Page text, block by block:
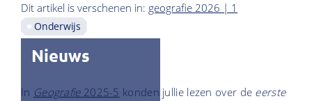
Dit artikel is verschenen in: geografie 2026 | 1
Onderwijs
Nieuws
In Geografie2025-5 konden jullie lezen over de eerste